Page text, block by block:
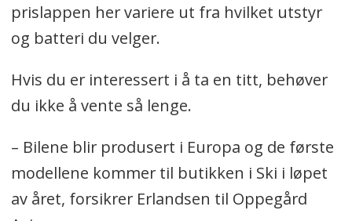
prislappen her variere ut fra hvilket utstyr
og batteri du velger.
Hvis du er interessert i å ta en titt, behøver
du ikke å vente så lenge.
– Bilene blir produsert i Europa og de første
modellene kommer til butikken i Ski i løpet
av året, forsikrer Erlandsen til Oppegård